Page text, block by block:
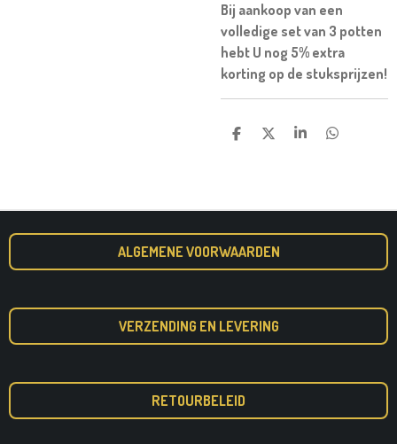
Bij aankoop van een
volledige set van 3 potten
hebt U nog 5% extra
korting op de stuksprijzen!
D
D
S
D
ALGEMENE VOORWAARDEN
VERZENDING EN LEVERING
RETOURBELEID